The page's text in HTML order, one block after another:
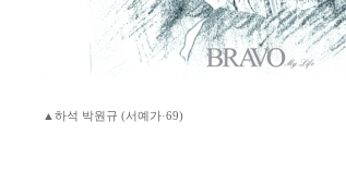
▲하석 박원규 (서예가·69)